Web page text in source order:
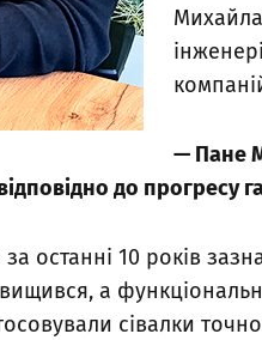
— Пане
до прогресу
останні 10 років
а
сівалки